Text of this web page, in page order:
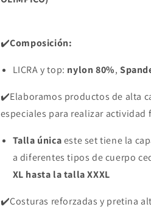
✔️Composición:
LICRA y top: nylon 80%,
✔️Elaboramos productos de alta
especiales para realizar actividad
Talla únicaeste set tiene la
a diferentes tipos de cuerpo
XL hasta la talla XXXL
✔️Costuras reforzadas y pretina